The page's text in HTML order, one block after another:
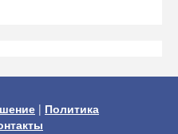
| Политика